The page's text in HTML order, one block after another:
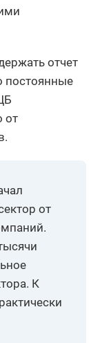
отчет
постоянные
от
от
К